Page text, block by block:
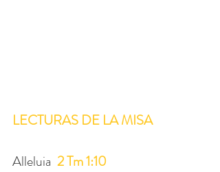
LECTURAS DE LA MISA
Alleluia 2 Tm 1:10